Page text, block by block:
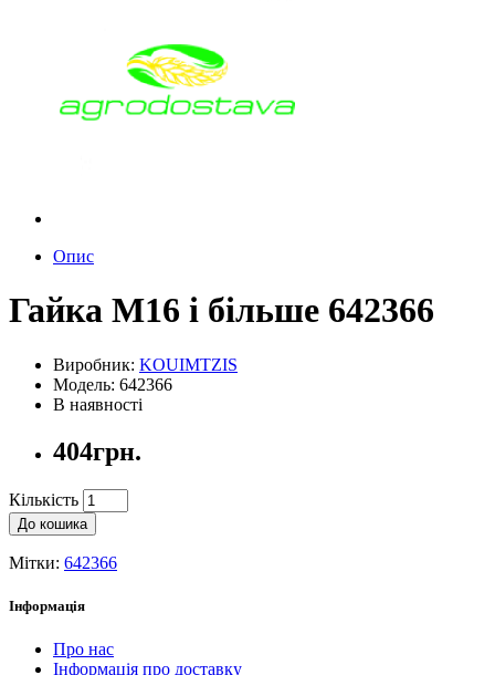
Опис
Гайка М16 і більше 642366
Виробник: KOUIMTZIS
Модель: 642366
В наявності
404грн.
Кількість
До кошика
Мітки: 642366
Інформація
Про нас
Інформація про доставку